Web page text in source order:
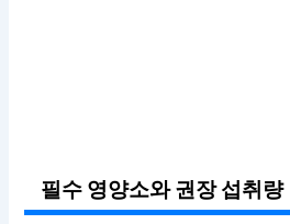
필수 영양소와 권장 섭취량